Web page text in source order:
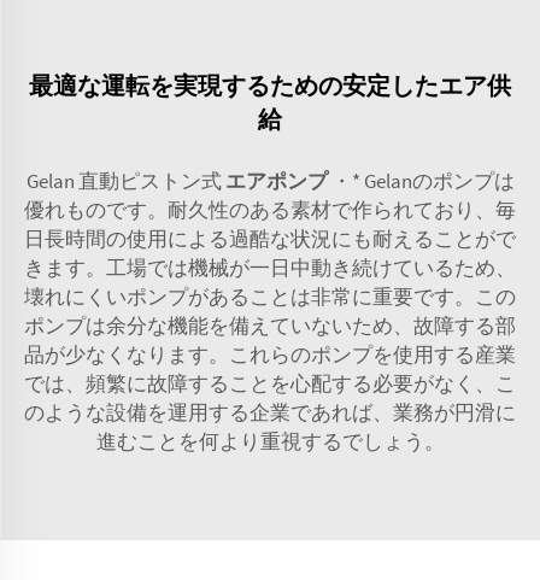
最適な運転を実現するための安定したエア供
給
Gelan 直動ピストン式エアポンプ ・* Gelanのポンプは
優れものです。耐久性のある素材で作られており、毎
日長時間の使用による過酷な状況にも耐えることがで
きます。工場では機械が一日中動き続けているため、
壊れにくいポンプがあることは非常に重要です。この
ポンプは余分な機能を備えていないため、故障する部
品が少なくなります。これらのポンプを使用する産業
では、頻繁に故障することを心配する必要がなく、こ
のような設備を運用する企業であれば、業務が円滑に
進むことを何より重視するでしょう。